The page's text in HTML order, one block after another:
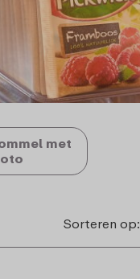
met
Sorteren op: